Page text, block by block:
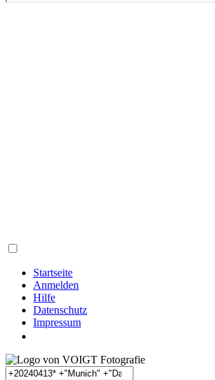
Startseite
Anmelden
Hilfe
Datenschutz
Impressum